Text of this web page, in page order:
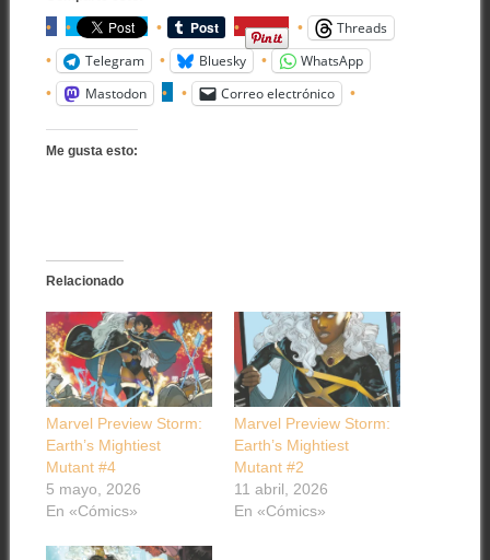
Threads
Telegram
Bluesky
WhatsApp
Mastodon
Correo electrónico
Me gusta esto:
Relacionado
Marvel Preview Storm:
Earth’s Mightiest
Mutant #4
5 mayo, 2026
En «Cómics»
Marvel Preview Storm:
Earth’s Mightiest
Mutant #2
11 abril, 2026
En «Cómics»